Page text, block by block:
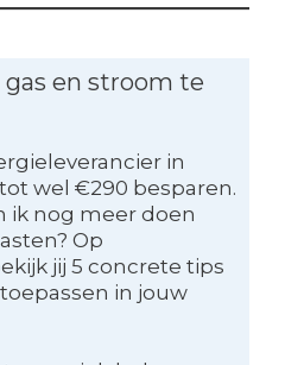
en stroom te
in
wel €290 besparen.
ik nog meer doen
Op
jij 5 concrete tips
in jouw